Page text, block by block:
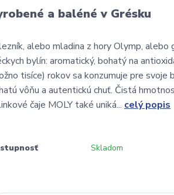
a baléné v Grésku
alebo mladina z hory Olymp, alebo
bylín: aromatický, bohatý na
tisíce) rokov sa konzumuje pre svoje
vôňu a autentickú chuť. Čistá
čaje MOLY také uniká... celý popis
Skladom